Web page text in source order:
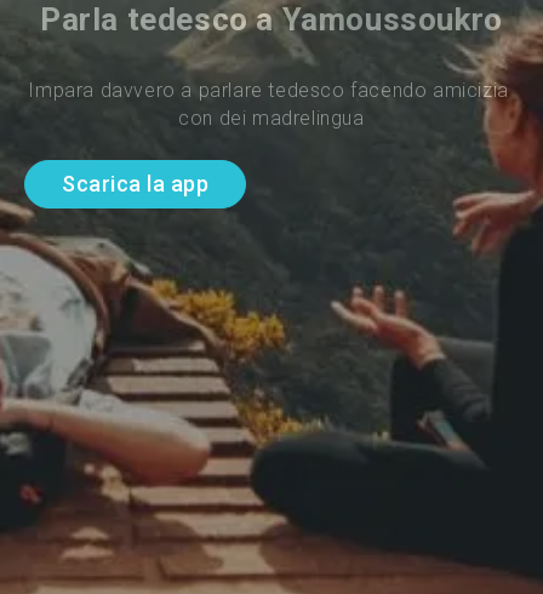
Parla tedesco a Yamoussoukro
Impara davvero a parlare tedesco facendo amicizia
con dei madrelingua
Scarica la app